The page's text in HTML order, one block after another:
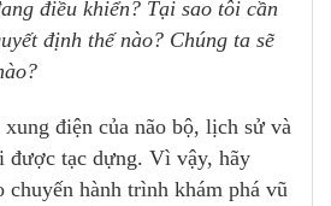
điều khiển? Tại sao tôi cần
định thế nào? Chúng ta sẽ
điện của não bộ, lịch sử và
tạc dựng. Vì vậy, hãy
chuyến hành trình khám phá vũ